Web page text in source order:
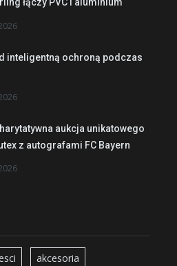
łączy PVC i aluminium
inteligentną ochroną podczas
aukcja unikatowego
z autografami FC Bayern
akcesoria